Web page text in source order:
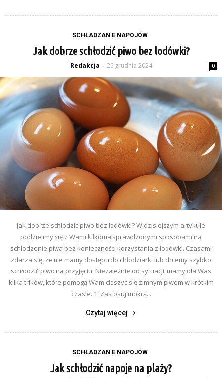
SCHŁADZANIE NAPOJÓW
Jak dobrze schłodzić piwo bez lodówki?
Redakcja - 26 grudnia 2024 0
Jak dobrze schłodzić piwo bez lodówki? W dzisiejszym artykule
podzielimy się z Wami kilkoma sprawdzonymi sposobami na
schłodzenie piwa bez konieczności korzystania z lodówki. Czasami
zdarza się, że nie mamy dostępu do chłodziarki lub chcemy szybko
schłodzić piwo na przyjęciu. Niezależnie od sytuacji, mamy dla Was
kilka trików, które pomogą Wam cieszyć się zimnym piwem w krótkim
czasie. 1. Zastosuj mokrą...
Czytaj więcej
SCHŁADZANIE NAPOJÓW
Jak schłodzić napoje na plaży?